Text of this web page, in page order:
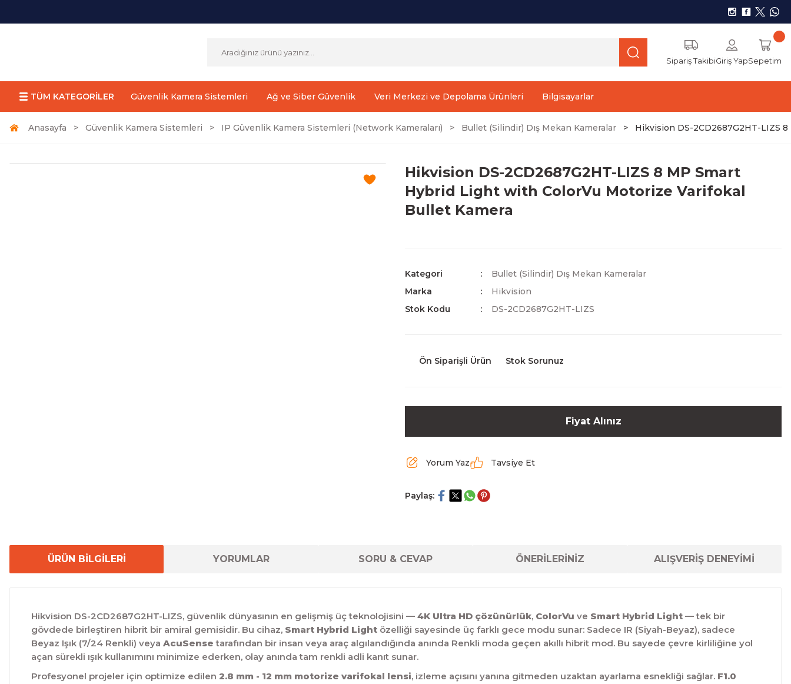
Sipariş TakibiGiriş YapSepetim
TÜM KATEGORİLER Güvenlik Kamera Sistemleri Ağ ve Siber Güvenlik Veri Merkezi ve Depolama Ürünleri Bilgisayarlar
Anasayfa Güvenlik Kamera Sistemleri IP Güvenlik Kamera Sistemleri (Network Kameraları) Bullet (Silindir) Dış Mekan Kameralar Hikvision DS-2CD2687G2HT-LIZS
Hikvision DS-2CD2687G2HT-LIZS 8 MP Smart
Hybrid Light with ColorVu Motorize Varifokal
Bullet Kamera
Kategori
Bullet (Silindir) Dış Mekan Kameralar
Marka
Hikvision
Stok Kodu
DS-2CD2687G2HT-LIZS
Ön Siparişli Ürün Stok Sorunuz
Fiyat Alınız
Yorum Yaz Tavsiye Et
Paylaş:
ÜRÜN BİLGİLERİ YORUMLAR SORU & CEVAP ÖNERİLERİNİZ ALIŞVERİŞ DENEYİMİ
Hikvision DS-2CD2687G2HT-LIZS, güvenlik dünyasının en gelişmiş üç teknolojisini — 4K Ultra HD çözünürlük, ColorVu ve Smart Hybrid Light — tek bir
gövdede birleştiren hibrit bir amiral gemisidir. Bu cihaz, Smart Hybrid Light özelliği sayesinde üç farklı gece modu sunar: Sadece IR (Siyah-Beyaz), sadece
Beyaz Işık (7/24 Renkli) veya AcuSense tarafından bir insan veya araç algılandığında anında Renkli moda geçen akıllı hibrit mod. Bu sayede çevre kirliliğine yol
açan sürekli ışık kullanımını minimize ederken, olay anında tam renkli adli kanıt sunar.
Profesyonel projeler için optimize edilen 2.8 mm - 12 mm motorize varifokal lensi, izleme açısını yanına gitmeden uzaktan ayarlama esnekliği sağlar. F1.0